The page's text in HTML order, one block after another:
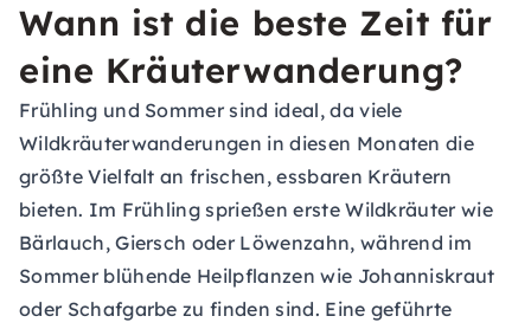
Wann ist die beste Zeit für
eine Kräuterwanderung?
Frühling und Sommer sind ideal, da viele
Wildkräuterwanderungen in diesen Monaten die
größte Vielfalt an frischen, essbaren Kräutern
bieten. Im Frühling sprießen erste Wildkräuter wie
Bärlauch, Giersch oder Löwenzahn, während im
Sommer blühende Heilpflanzen wie Johanniskraut
oder Schafgarbe zu finden sind. Eine geführte